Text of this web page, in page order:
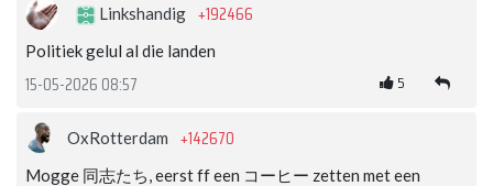
Linkshandig +192466
Politiek gelul al die landen
15-05-2026 08:57 5
OxRotterdam +142670
Mogge 同志たち, eerst ff een コーヒー zetten met een